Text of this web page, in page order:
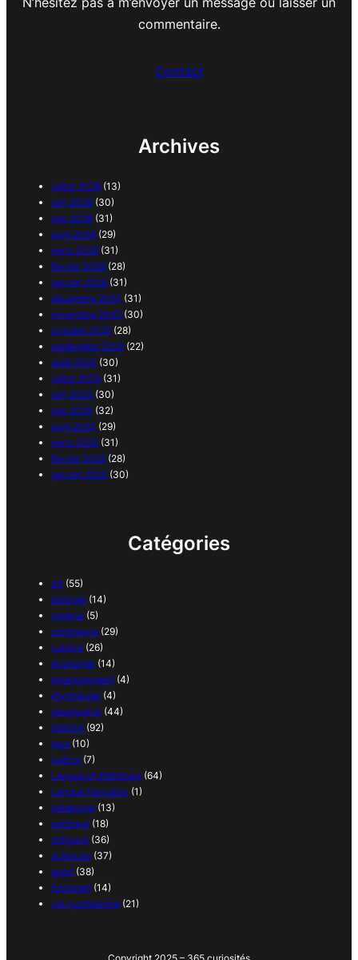
commentaire.
Contact
Archives
juillet 2026 (13)
juin 2026 (30)
mai 2026 (31)
avril 2026 (29)
mars 2026 (31)
février 2026 (28)
janvier 2026 (31)
décembre 2025 (31)
novembre 2025 (30)
octobre 2025 (28)
septembre 2025 (22)
août 2025 (30)
juillet 2025 (31)
juin 2025 (30)
mai 2025 (32)
avril 2025 (29)
mars 2025 (31)
février 2025 (28)
janvier 2025 (30)
Catégories
art (55)
biologie (14)
cinéma (5)
commerce (29)
cuisine (26)
économie (14)
enseignement (4)
étymologie (4)
géographie (44)
histoire (92)
jeux (10)
justice (7)
Langue et littérature (64)
Langue française (1)
médecine (13)
politique (18)
religions (36)
sciences (37)
sport (38)
transport (14)
vie quotidienne (21)